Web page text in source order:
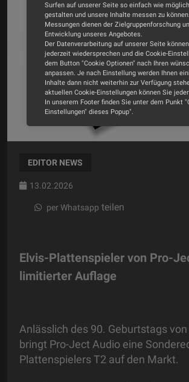
EDITOR NEWS
13.02.2026
per Whatsapp teilen
Elvis-Plattenspieler von Pro-
limitierter Auflage
Anlässlich des 90. Geburtstags von
bringt Pro-Ject Audio eine
Plattenspielers T2 auf den Markt.
Surfen auf unserer Seite so einfach wie
gestalten und unsere Inhalte messen zu
Messungen dienen der Zielgruppenforschung
Entwicklung unseres Angebotes.
Der Datenverarbeitung auf unserer Seite
jederzeit wiedersprechen und die Cookie-
dem Button "Cookie Optionen" nach Ihren
anpassen. Je nach Einstellung werden Ihnen
Inhalte dann nicht weiterhin zur Verfügung
aktuellen Cookie-Einstellungen können Sie
In unserem Footer finden Sie unter dem Punkt
Einstellungen" dieses Popup".
Alle Cookies akzeptieren